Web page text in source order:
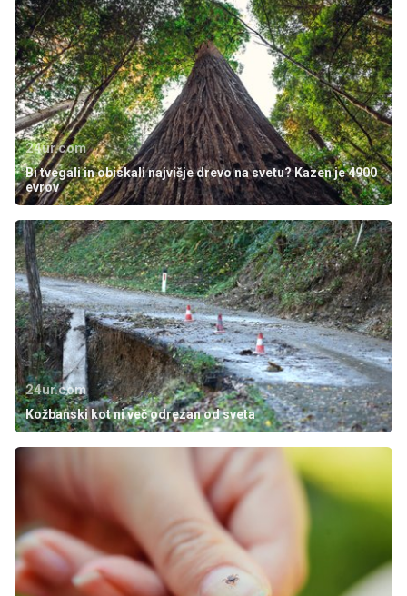
24ur.com
Bi tvegali in obiskali najvišje drevo na svetu? Kazen je 4900
evrov
24ur.com
Kožbanski kot ni več odrezan od sveta